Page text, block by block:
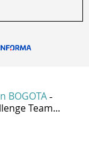
BOGOTA -
Team...